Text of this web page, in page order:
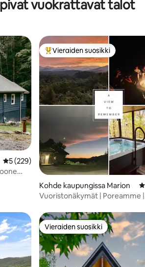
vuokrattavat talot
Keskimääräinen arvio 5/5, 229 arvostelua
5 (229)
Vieraiden suosikkien
Vieraiden suosikki
Kohde kaupungissa Marion
Vuoristonäkymät | Poreamme |
Vieraiden suosikki
Vieraiden suosikki